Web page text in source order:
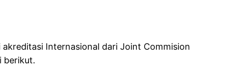
Internasional dari Joint Commision
berikut.